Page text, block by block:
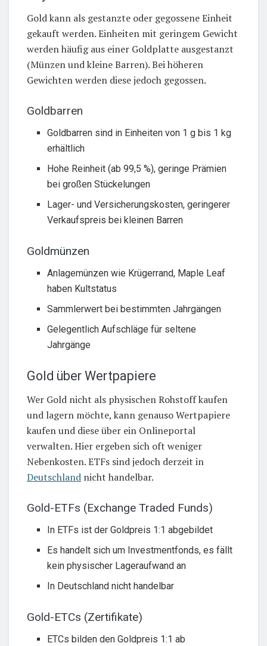
Gold kann als gestanzte oder gegossene Einheit
gekauft werden. Einheiten mit geringem Gewicht
werden häufig aus einer Goldplatte ausgestanzt
(Münzen und kleine Barren). Bei höheren
Gewichten werden diese jedoch gegossen.
Goldbarren
Goldbarren sind in Einheiten von 1 g bis 1 kg
erhältlich
Hohe Reinheit (ab 99,5 %), geringe Prämien
bei großen Stückelungen
Lager- und Versicherungskosten, geringerer
Verkaufspreis bei kleinen Barren
Goldmünzen
Anlagemünzen wie Krügerrand, Maple Leaf
haben Kultstatus
Sammlerwert bei bestimmten Jahrgängen
Gelegentlich Aufschläge für seltene
Jahrgänge
Gold über Wertpapiere
Wer Gold nicht als physischen Rohstoff kaufen
und lagern möchte, kann genauso Wertpapiere
kaufen und diese über ein Onlineportal
verwalten. Hier ergeben sich oft weniger
Nebenkosten. ETFs sind jedoch derzeit in
Deutschland nicht handelbar.
Gold-ETFs (Exchange Traded Funds)
In ETFs ist der Goldpreis 1:1 abgebildet
Es handelt sich um Investmentfonds, es fällt
kein physischer Lageraufwand an
In Deutschland nicht handelbar
Gold-ETCs (Zertifikate)
ETCs bilden den Goldpreis 1:1 ab